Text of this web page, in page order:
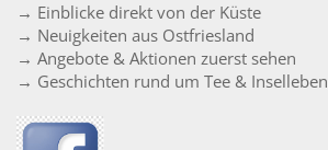
→ Einblicke direkt von der Küste
→ Neuigkeiten aus Ostfriesland
→ Angebote & Aktionen zuerst sehen
→ Geschichten rund um Tee & Inselleben